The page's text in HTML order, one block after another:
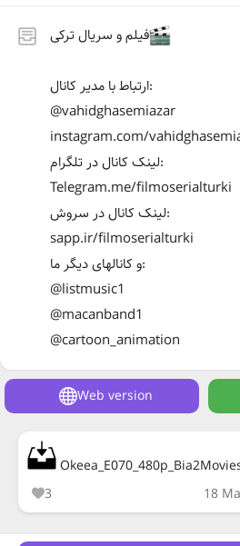
فیلم و سریال ترکی
ارتباط با مدیر کانال:
@vahidghasemiazar
instagram.com/
لینک کانال در تلگرام:
Telegram.me/filmoserialturki
لینک کانال در سروش:
sapp.ir/filmoserialturki
و کانالهای دیگر ما:
@listmusic1
@macanband1
@cartoon_animation
Web version
3
18